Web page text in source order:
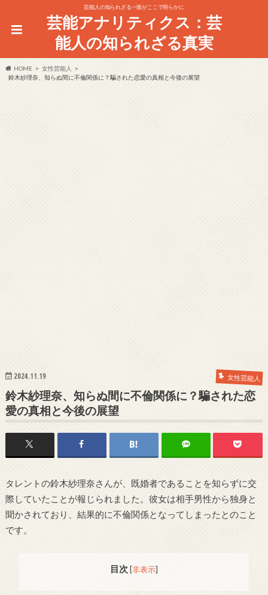
芸能人の知られざる一面がここで明らかに
芸能アナリティクス：芸
能人の知られざる真実
HOME
女性芸能人
鈴木紗理奈、知らぬ間に不倫関係に？騙された恋愛の真相と今後の展望
2024.11.19 女性芸能人
鈴木紗理奈、知らぬ間に不倫関係に？騙された恋
愛の真相と今後の展望
タレントの鈴木紗理奈さんが、既婚者であることを知らずに交
際していたことが報じられました。彼女は相手男性から独身と
聞かされており、結果的に不倫関係となってしまったとのこと
です。
目次 [非表示]